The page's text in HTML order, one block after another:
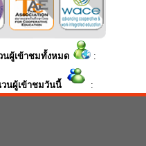
ผู้เข้าชมทั้งหมด :
ผู้เข้าชมวันนี้ :